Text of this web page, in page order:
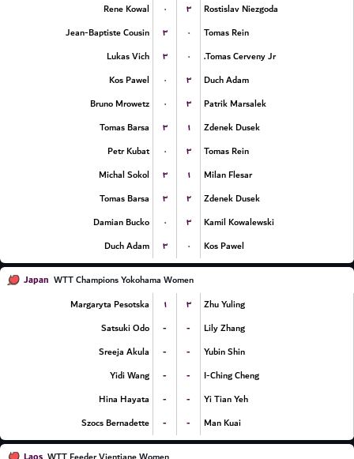
Rene Kowal
۰ ۳
Rostislav Niezgoda
Jean-Baptiste Cousin
۳ ۰
Tomas Rein
Lukas Vich
۳ ۰
Tomas Cerveny Jr.
Kos Pawel
۰ ۳
Duch Adam
Bruno Mrowetz
۰ ۳
Patrik Marsalek
Tomas Barsa
۳ ۱
Zdenek Dusek
Petr Kubat
۰ ۳
Tomas Rein
Michal Sokol
۳ ۱
Milan Flesar
Tomas Barsa
۳ ۲
Zdenek Dusek
Damian Bucko
۰ ۳
Kamil Kowalewski
Duch Adam
۳ ۰ Kos Pawel
Japan WTT Champions Yokohama Women
Margaryta Pesotska
۱ ۳
Zhu Yuling
Satsuki Odo
- -
Lily Zhang
Sreeja Akula
- -
Yubin Shin
Yidi Wang
- -
I-Ching Cheng
Hina Hayata
- -
Yi Tian Yeh
Szocs Bernadette
- - Man Kuai